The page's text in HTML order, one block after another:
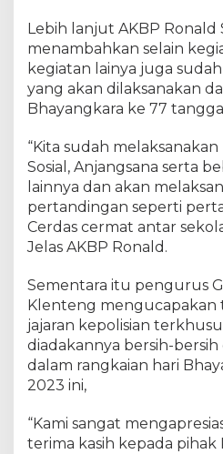
n
a
k
B
r
s
i
B
e
i
h
R
u
m
b
Lebih lanjut AKBP Ronald
menambahkan selain
kegiatan lainya juga
yang akan dilaksanakan
Bhayangkara ke 77
“Kita sudah
Sosial, Anjangsana serta
lainnya dan akan
pertandingan seperti
Cerdas cermat antar
Jelas AKBP Ronald.
Sementara itu pengurus
Klenteng mengucapakan
jajaran kepolisian
diadakannya bersih-
dalam rangkaian hari
2023 ini,
“Kami sangat
terima kasih kepada pihak